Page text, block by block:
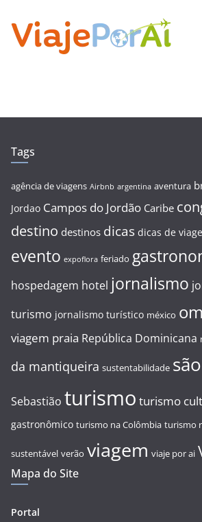
Tags
agência de viagens Airbnb argentina aventura
Jordao Campos do Jordão Caribe
destino destinos dicas dicas de
evento expoflora feriado
hospedagem hotel jornalismo
turismo jornalismo turístico méxico
viagem praia República Dominicana
da mantiqueira sustentabilidade
Sebastião turismo turismo
gastronômico turismo na Colômbia turismo
sustentável verão viagem viaje por ai
Mapa do Site
Portal